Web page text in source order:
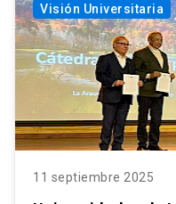
Visión Universitaria
11 septiembre 2025